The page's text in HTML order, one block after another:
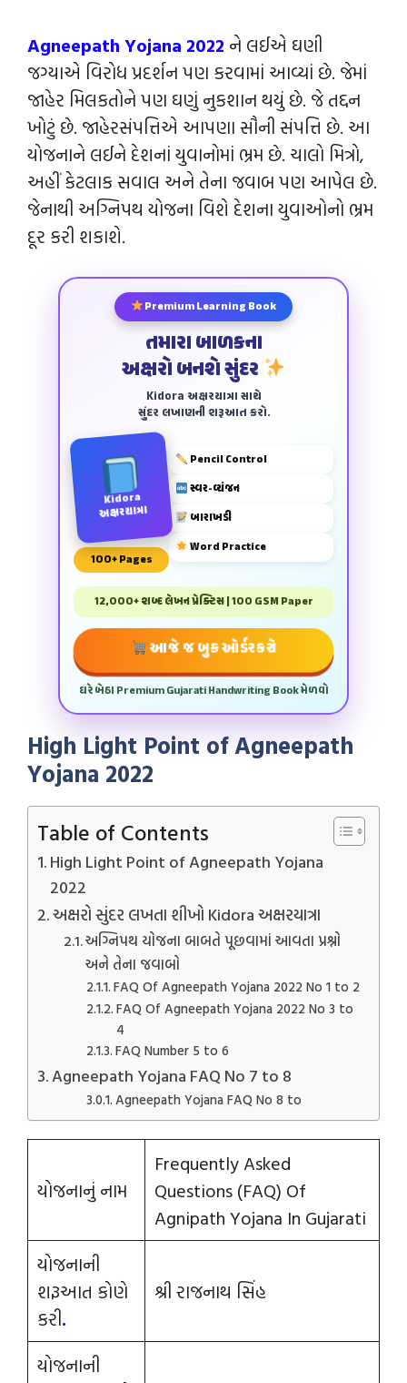
Agneepath Yojana 2022 ને લઈએ ઘણી
જગ્યાએ વિરોધ પ્રદર્શન પણ કરવામાં આવ્યાં છે. જેમાં
જાહેર મિલકતોને પણ ઘણું નુકશાન થયું છે. જે તદ્દન
ખોટું છે. જાહેરસંપત્તિએ આપણા સૌની સંપત્તિ છે. આ
યોજનાને લઈને દેશનાં યુવાનોમાં ભ્રમ છે. ચાલો મિત્રો,
અહીં કેટલાક સવાલ અને તેના જવાબ પણ આપેલ છે.
જેનાથી અગ્નિપથ યોજના વિશે દેશના યુવાઓનો ભ્રમ
દૂર કરી શકાશે.
Premium Learning Book
તમારા બાળકના
અક્ષરો બનશે સુંદર
Kidora અક્ષરયાત્રા સાથે
સુંદર લખાણની શરૂઆત કરો.
Kidora
અક્ષરયાત્રા
100+ Pages
Pencil Control
સ્વર-વ્યંજન
બારાખડી
Word Practice
12,000+ શબ્દ લેખન પ્રેક્ટિસ | 100 GSM Paper
આજે જ બુક ઓર્ડર કરો
ઘરે બેઠા Premium Gujarati Handwriting Book મેળવો
High Light Point of Agneepath
Yojana 2022
Table of Contents
High Light Point of Agneepath Yojana
2022
અક્ષરો સુંદર લખતા શીખો Kidora અક્ષરયાત્રા
અગ્નિપથ યોજના બાબતે પૂછવામાં આવતા પ્રશ્નો
અને તેના જવાબો
FAQ Of Agneepath Yojana 2022 No 1 to 2
FAQ Of Agneepath Yojana 2022 No 3 to
4
FAQ Number 5 to 6
Agneepath Yojana FAQ No 7 to 8
Agneepath Yojana FAQ No 8 to
યોજનાનું નામ
Frequently Asked
Questions (FAQ) Of
Agnipath Yojana In Gujarati
યોજનાની
શરૂઆત કોણે
કરી.
શ્રી રાજનાથ સિંહ
યોજનાની